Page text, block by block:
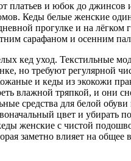
платьев и юбок до джинсов
Кеды белые женские
прогулке и на лёгком
сарафаном и осенним
кед уход. Текстильные
но требуют регулярной
и кеды из экокожи
влажной тряпкой, и они
средства для белой
цвет и убирать
женские с чистой
заметно влияет на общее